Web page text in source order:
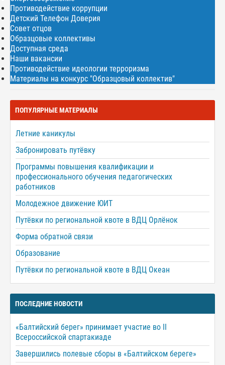
Противодействие коррупции
Детский Телефон Доверия
Совет отцов
Образцовые коллективы
Доступная среда
Наши вакансии
Противодействие идеологии терроризма
Материалы на конкурс "Образцовый коллектив"
ПОПУЛЯРНЫЕ МАТЕРИАЛЫ
Летние каникулы
Забронировать путёвку
Программы повышения квалификации и
профессионального обучения педагогических
работников
Молодежное движение ЮИТ
Путёвки по региональной квоте в ВДЦ Орлёнок
Форма обратной связи
Образование
Путёвки по региональной квоте в ВДЦ Океан
ПОСЛЕДНИЕ НОВОСТИ
«Балтийский берег» принимает участие во II
Всероссийской спартакиаде
Завершились полевые сборы в «Балтийском береге»